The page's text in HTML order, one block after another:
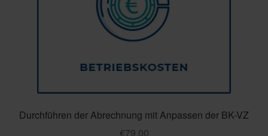
Durchführen der Abrechnung mit Anpassen der BK-VZ
€79,00